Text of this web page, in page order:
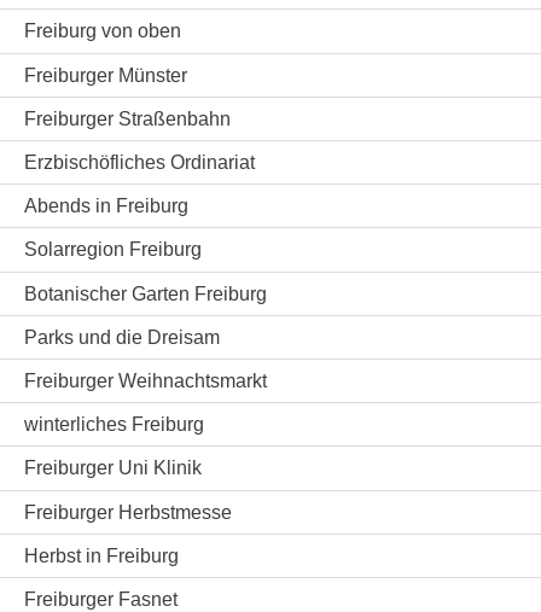
Freiburg von oben
Freiburger Münster
Freiburger Straßenbahn
Erzbischöfliches Ordinariat
Abends in Freiburg
Solarregion Freiburg
Botanischer Garten Freiburg
Parks und die Dreisam
Freiburger Weihnachtsmarkt
winterliches Freiburg
Freiburger Uni Klinik
Freiburger Herbstmesse
Herbst in Freiburg
Freiburger Fasnet